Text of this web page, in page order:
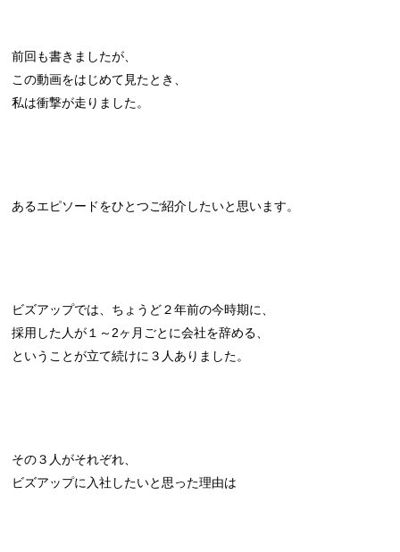
前回も書きましたが、
この動画をはじめて見たとき、
私は衝撃が走りました。
あるエピソードをひとつご紹介したいと思います。
ビズアップでは、ちょうど２年前の今時期に、
採用した人が１～2ヶ月ごとに会社を辞める、
ということが立て続けに３人ありました。
その３人がそれぞれ、
ビズアップに入社したいと思った理由は